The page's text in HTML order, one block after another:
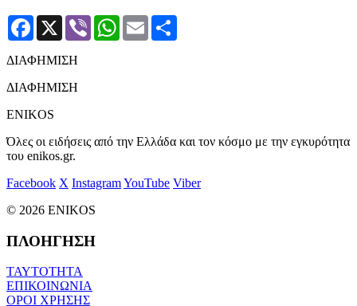
Facebook
X Viber WhatsApp
Email
ΔΙΑΦΗΜΙΣΗ
ΔΙΑΦΗΜΙΣΗ
ENIKOS
Όλες οι ειδήσεις από την Ελλάδα και τον κόσμο με την εγκυρότητα
του enikos.gr.
Facebook X InstagramYouTube Viber
© 2026 ENIKOS
ΠΛΟΗΓΗΣΗ
ΤΑΥΤΟΤΗΤΑ
ΕΠΙΚΟΙΝΩΝΙΑ
ΟΡΟΙ ΧΡΗΣΗΣ